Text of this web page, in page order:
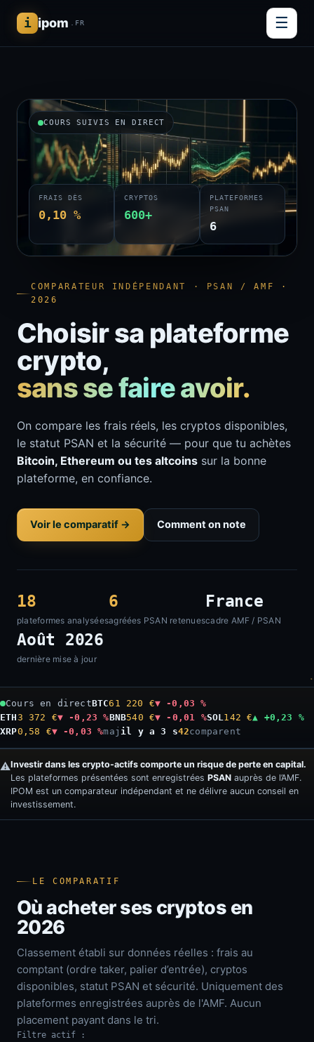
i ipom .FR ☰
COMPARATEUR INDÉPENDANT · PSAN / AMF ·
2026
Choisir sa plateforme
crypto,
sans se faire avoir.
On compare les frais réels, les cryptos disponibles,
le statut PSAN et la sécurité — pour que tu achètes
Bitcoin, Ethereum ou tes altcoins sur la bonne
plateforme, en confiance.
Voir le comparatif → Comment on note
18
plateformes analysées
6
agréées PSAN retenues
France
cadre AMF / PSAN
Août 2026
dernière mise à jour
COURS SUIVIS EN DIRECT
FRAIS DÈS
0,10 %
CRYPTOS
600+
PLATEFORMES
PSAN
6
Cours en directBTC61 220 €▼ -0,03 %
ETH3 372 €▼ -0,23 %BNB540 €▼ -0,01 %SOL142 €▲ +0,23 %
XRP0,58 €▼ -0,03 %maj il y a 4 s42comparent
⚠️Investir dans les crypto-actifs comporte un risque de perte en capital.
Les plateformes présentées sont enregistrées PSAN auprès de l’AMF.
IPOM est un comparateur indépendant et ne délivre aucun conseil en
investissement.
LE COMPARATIF
Où acheter ses cryptos en
2026
Classement établi sur données réelles : frais au
comptant (ordre taker, palier d’entrée), cryptos
disponibles, statut PSAN et sécurité. Uniquement des
plateformes enregistrées auprès de l'AMF. Aucun
placement payant dans le tri.
Filtre actif :